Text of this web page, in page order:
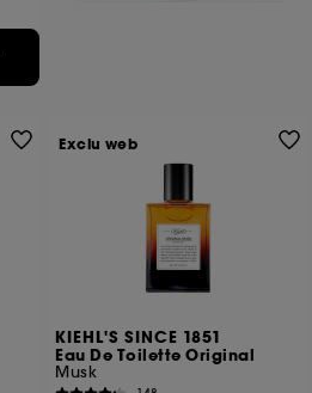
KIEHL'S SINCE 1851
Eau De Toilette Original
Musk
Exclu web